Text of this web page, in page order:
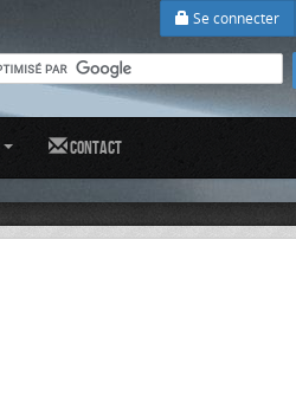
Se connecter
Contact